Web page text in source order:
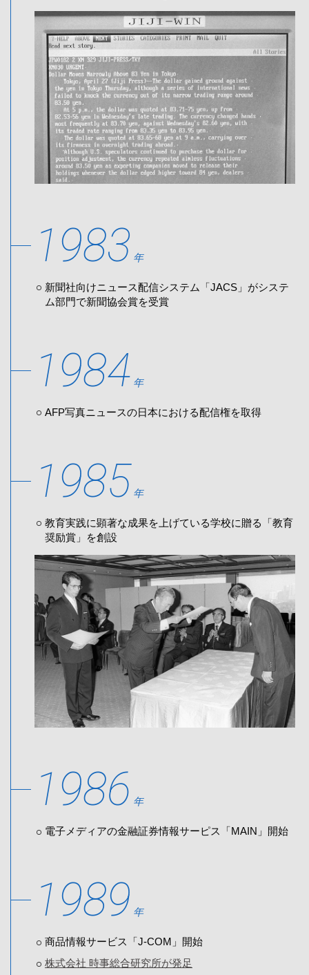
1983 年
新聞社向けニュース配信システム「JACS」がシステ
ム部門で新聞協会賞を受賞
1984 年
AFP写真ニュースの日本における配信権を取得
1985 年
教育実践に顕著な成果を上げている学校に贈る「教育
奨励賞」を創設
1986 年
電子メディアの金融証券情報サーピス「MAIN」開始
1989 年
商品情報サービス「J-COM」開始
株式会社 時事総合研究所が発足